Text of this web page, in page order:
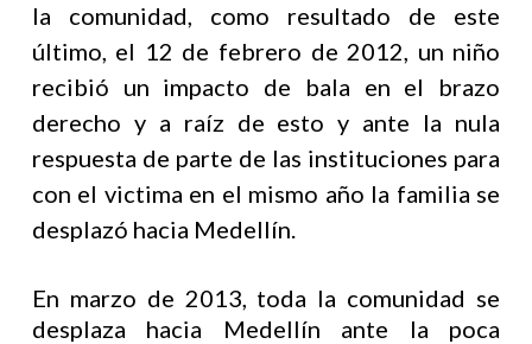
la comunidad, como resultado de este
último, el 12 de febrero de 2012, un niño
recibió un impacto de bala en el brazo
derecho y a raíz de esto y ante la nula
respuesta de parte de las instituciones para
con el victima en el mismo año la familia se
desplazó hacia Medellín.
En marzo de 2013, toda la comunidad se
desplaza hacia Medellín ante la poca